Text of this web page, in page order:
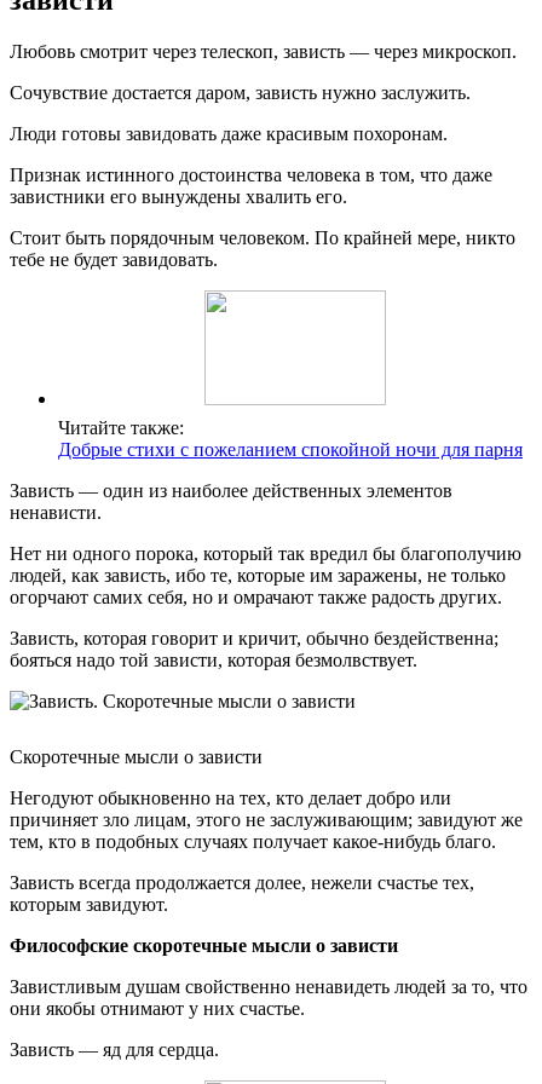
Любовь смотрит через телескоп, зависть — через микроскоп.
Сочувствие достается даром, зависть нужно заслужить.
Люди готовы завидовать даже красивым похоронам.
Признак истинного достоинства человека в том, что даже
завистники его вынуждены хвалить его.
Стоит быть порядочным человеком. По крайней мере, никто
тебе не будет завидовать.
Читайте также:
Добрые стихи с пожеланием спокойной ночи для парня
Зависть — один из наиболее действенных элементов
ненависти.
Нет ни одного порока, который так вредил бы благополучию
людей, как зависть, ибо те, которые им заражены, не только
огорчают самих себя, но и омрачают также радость других.
Зависть, которая говорит и кричит, обычно бездейственна;
бояться надо той зависти, которая безмолвствует.
Скоротечные мысли о зависти
Негодуют обыкновенно на тех, кто делает добро или
причиняет зло лицам, этого не заслуживающим; завидуют же
тем, кто в подобных случаях получает какое-нибудь благо.
Зависть всегда продолжается долее, нежели счастье тех,
которым завидуют.
Философские скоротечные мысли о зависти
Завистливым душам свойственно ненавидеть людей за то, что
они якобы отнимают у них счастье.
Зависть — яд для сердца.